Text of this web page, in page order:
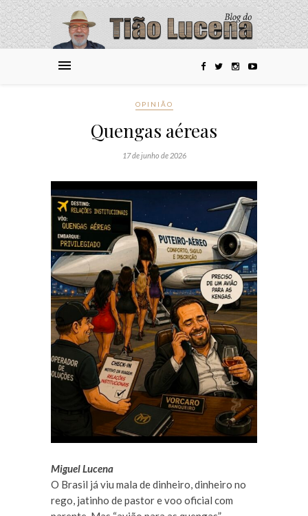
OPINIÃO
Quengas aéreas
17 de junho de 2026
Miguel Lucena
O Brasil já viu mala de dinheiro, dinheiro no
rego, jatinho de pastor e voo oficial com